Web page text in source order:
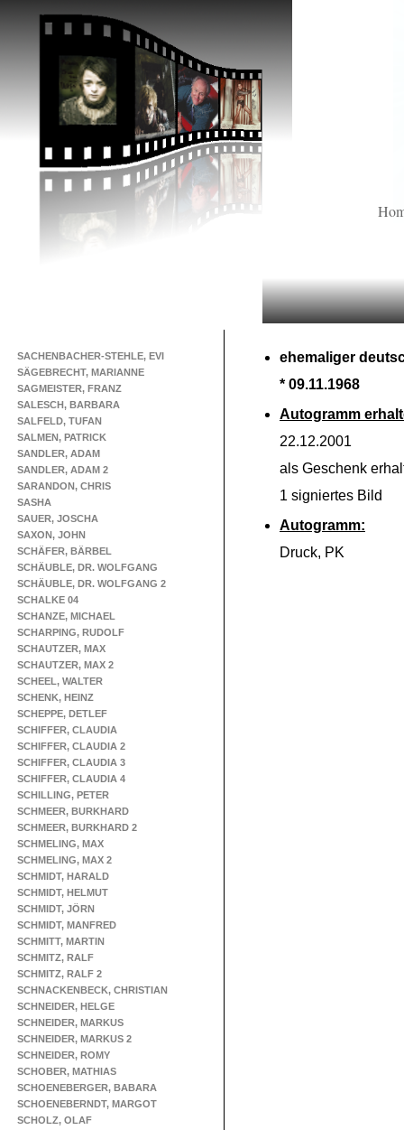
SACHENBACHER-STEHLE, EVI
SÄGEBRECHT, MARIANNE
SAGMEISTER, FRANZ
SALESCH, BARBARA
SALFELD, TUFAN
SALMEN, PATRICK
SANDLER, ADAM
SANDLER, ADAM 2
SARANDON, CHRIS
SASHA
SAUER, JOSCHA
SAXON, JOHN
SCHÄFER, BÄRBEL
SCHÄUBLE, DR. WOLFGANG
SCHÄUBLE, DR. WOLFGANG 2
SCHALKE 04
SCHANZE, MICHAEL
SCHARPING, RUDOLF
SCHAUTZER, MAX
SCHAUTZER, MAX 2
SCHEEL, WALTER
SCHENK, HEINZ
SCHEPPE, DETLEF
SCHIFFER, CLAUDIA
SCHIFFER, CLAUDIA 2
SCHIFFER, CLAUDIA 3
SCHIFFER, CLAUDIA 4
SCHILLING, PETER
SCHMEER, BURKHARD
SCHMEER, BURKHARD 2
SCHMELING, MAX
SCHMELING, MAX 2
SCHMIDT, HARALD
SCHMIDT, HELMUT
SCHMIDT, JÖRN
SCHMIDT, MANFRED
SCHMITT, MARTIN
SCHMITZ, RALF
SCHMITZ, RALF 2
SCHNACKENBECK, CHRISTIAN
SCHNEIDER, HELGE
SCHNEIDER, MARKUS
SCHNEIDER, MARKUS 2
SCHNEIDER, ROMY
SCHOBER, MATHIAS
SCHOENEBERGER, BABARA
SCHOENEBERNDT, MARGOT
SCHOLZ, OLAF
ehemaliger
* 09.11.1968
Autogramm
22.12.2001
als Geschenk
1 signiertes Bild
Autogramm:
Druck, PK